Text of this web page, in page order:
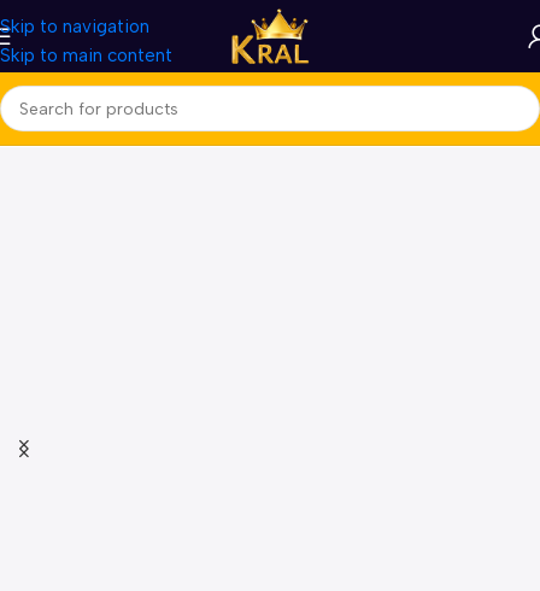
Skip to navigation
Skip to main content